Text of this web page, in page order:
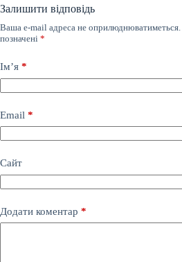
Залишити відповідь
Ваша e-mail адреса не оприлюднюватиметься.
позначені *
Ім’я *
Email *
Сайт
Додати коментар *